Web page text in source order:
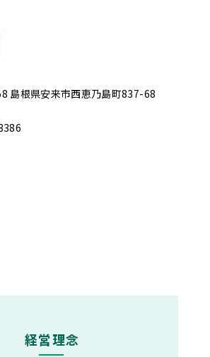
島根県安来市西恵乃島町837-68
経営理念